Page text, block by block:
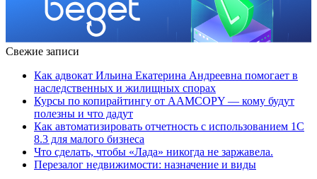
Свежие записи
Как адвокат Ильина Екатерина Андреевна помогает в
наследственных и жилищных спорах
Курсы по копирайтингу от AAMCOPY — кому будут
полезны и что дадут
Как автоматизировать отчетность с использованием 1С
8.3 для малого бизнеса
Что сделать, чтобы «Лада» никогда не заржавела.
Перезалог недвижимости: назначение и виды